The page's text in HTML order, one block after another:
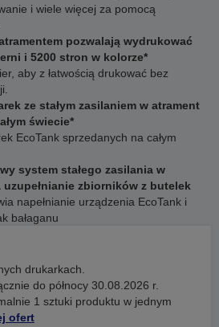
i wiele więcej za pomocą
pozwalają wydrukować
i 5200 stron w kolorze*
aby z łatwością drukować bez
ze stałym zasilaniem w atrament
świecie*
EcoTank sprzedanych na całym
system stałego zasilania w
zbiorników z butelek
napełnianie urządzenia EcoTank i
bałaganu
drukarkach.
do północy 30.08.2026 r.
1 sztuki produktu w jednym
ofert